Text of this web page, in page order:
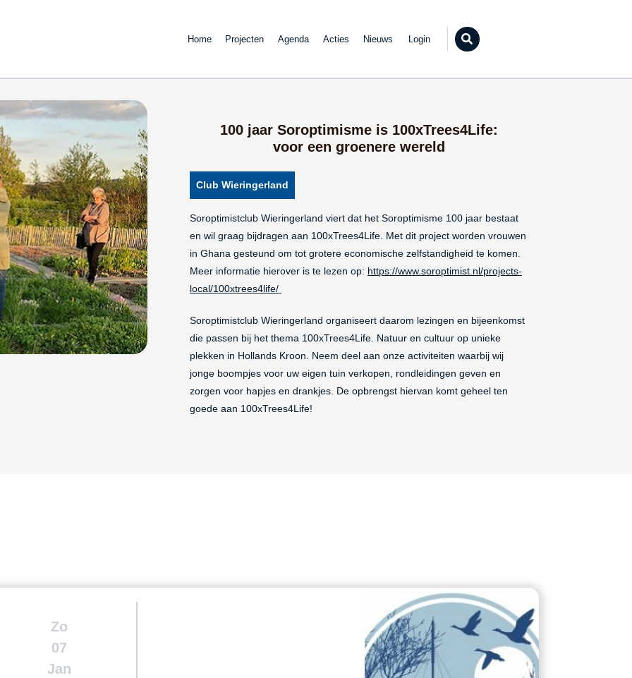
Home Projecten Agenda Acties Nieuws Login
Zoeken...
100 jaar Soroptimisme is 100xTrees4Life:
voor een groenere wereld
Club Wieringerland
Soroptimistclub Wieringerland viert dat het Soroptimisme 100 jaar bestaat
en wil graag bijdragen aan 100xTrees4Life. Met dit project worden vrouwen
in Ghana gesteund om tot grotere economische zelfstandigheid te komen.
Meer informatie hierover is te lezen op: https://www.soroptimist.nl/projects-
local/100xtrees4life/
Soroptimistclub Wieringerland organiseert daarom lezingen en bijeenkomst
die passen bij het thema 100xTrees4Life. Natuur en cultuur op unieke
plekken in Hollands Kroon. Neem deel aan onze activiteiten waarbij wij
jonge boompjes voor uw eigen tuin verkopen, rondleidingen geven en
zorgen voor hapjes en drankjes. De opbrengst hiervan komt geheel ten
goede aan 100xTrees4Life!
Zo
07
Jan